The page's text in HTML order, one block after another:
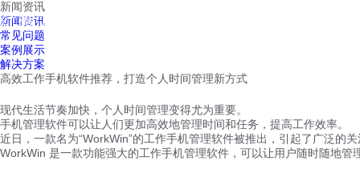
红鹰工作手机
新闻资讯
新闻资讯
常见问题
案例展示
解决方案
高效工作手机软件推荐，打造个人时间管理新方式
现代生活节奏加快，个人时间管理变得尤为重要。
手机管理软件可以让人们更加高效地管理时间和任务，提高工作效率。
近日，一款名为“WorkWin”的工作手机管理软件被推出，引起了广泛的
WorkWin 是一款功能强大的工作手机管理软件，可以让用户随时随地管